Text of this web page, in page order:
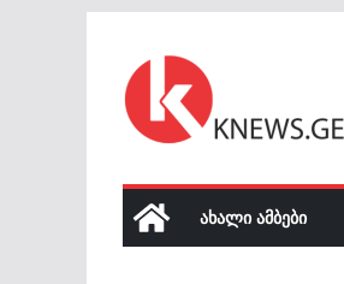
content
ᲐᲮᲐᲚᲘ ᲐᲛᲑᲔᲑᲘ